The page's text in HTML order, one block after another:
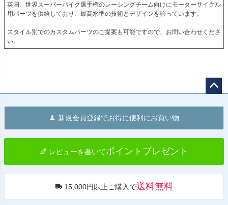
PRN017737-017742-017743-31
PRN017737-017742-017743-32
PRN017737-017742-017743-34
PRN017737-017742-017743-43
PRN017737-017742-017743-45
PRN017737-017742-017743-46
PRN017737-017742-017743-47
PRN017737-017742-017743-48
PRN017737-017742-017743-49
PRN017737-017742-017743-50
PRN017737-017742-017743-51
PRN017737-017742-017743-52
英国、世界スーパーバイク選手権のレーシングチーム向けにモーターサイクル
用パーツを供給しており、最高水準の技術とデザインを誇っています。
スタイル別でのカスタムパーツのご提案も可能ですので、お問い合わせくださ
い。
へ
新規会員登録でお得に便利にお買い物
レビューを書いてポイントプレゼント
15,000円以上ご購入で送料無料